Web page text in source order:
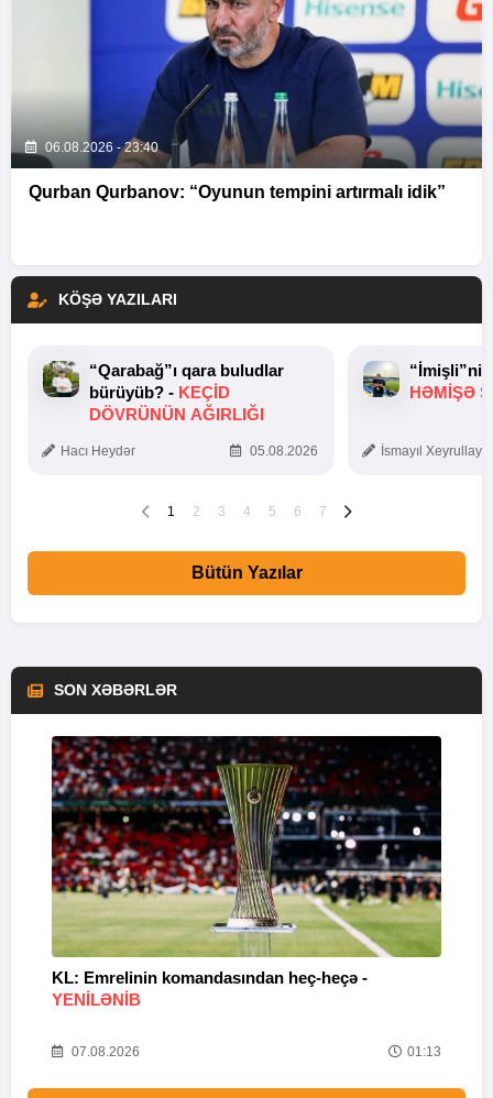
06.08.2026 - 23:40
Qurban Qurbanov: “Oyunun tempini artırmalı idik”
KÖŞƏ YAZILARI
“Qarabağ”ı qara buludlar
bürüyüb? - KEÇID
DÖVRÜNÜN AĞIRLIĞI
Hacı Heydər 05.08.2026
HƏMIŞƏ
İsmayıl
1 2 3 4 5 6 7
Bütün Yazılar
SON XƏBƏRLƏR
KL: Emrelinin komandasından heç-heçə -
YENİLƏNİB
07.08.2026 01:13